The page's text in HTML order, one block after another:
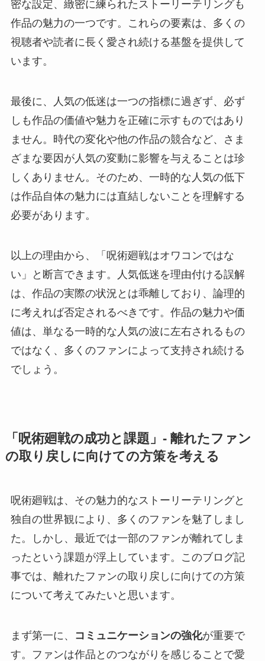
密な設定、緻密に練られたストーリーテリングも
作品の魅力の一つです。これらの要素は、多くの
視聴者や読者に長く愛され続ける基盤を提供して
います。
最後に、人気の低迷は一つの指標に過ぎず、必ず
しも作品の価値や魅力を正確に示すものではあり
ません。時代の変化や他の作品の競合など、さま
ざまな要因が人気の変動に影響を与えることは珍
しくありません。そのため、一時的な人気の低下
は作品自体の魅力には直結しないことを理解する
必要があります。
以上の理由から、「呪術廻戦はオワコンではな
い」と断言できます。人気低迷を理由付ける誤解
は、作品の実際の状況とは乖離しており、論理的
に考えれば否定されるべきです。作品の魅力や価
値は、単なる一時的な人気の波に左右されるもの
ではなく、多くのファンによって支持され続ける
でしょう。
「呪術廻戦の成功と課題」- 離れたファン
の取り戻しに向けての方策を考える
呪術廻戦は、その魅力的なストーリーテリングと
独自の世界観により、多くのファンを魅了しまし
た。しかし、最近では一部のファンが離れてしま
ったという課題が浮上しています。このブログ記
事では、離れたファンの取り戻しに向けての方策
について考えてみたいと思います。
まず第一に、 コミュニケーションの強化が重要で
す。ファンは作品とのつながりを感じることで愛